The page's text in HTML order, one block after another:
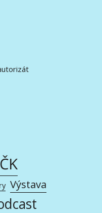
Výstava